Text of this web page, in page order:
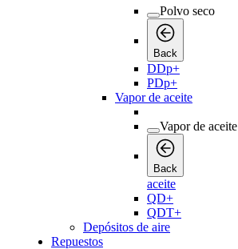
Polvo seco
Back
DDp+
PDp+
Vapor de aceite
Vapor de aceite
Back
aceite
QD+
QDT+
Depósitos de aire
Repuestos